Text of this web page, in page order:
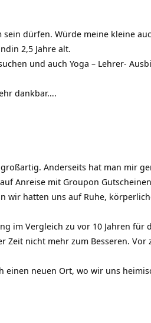
dürfen. Würde meine kleine
2,5 Jahre alt.
und auch Yoga – Lehrer-
dankbar….
Anderseits hat man mir
Anreise mit Groupon
wir hatten uns auf Ruhe,
im Vergleich zu vor 10 Jahren für
Zeit nicht mehr zum Besseren.
einen neuen Ort, wo wir uns